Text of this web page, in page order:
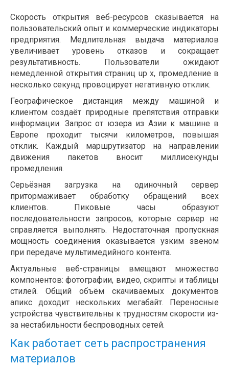
Скорость открытия веб-ресурсов сказывается на
пользовательский опыт и коммерческие индикаторы
предприятия. Медлительная выдача материалов
увеличивает уровень отказов и сокращает
результативность. Пользователи ожидают
немедленной открытия страниц up x, промедление в
несколько секунд провоцирует негативную отклик.
Географическое дистанция между машиной и
клиентом создаёт природные препятствия отправки
информации. Запрос от юзера из Азии к машине в
Европе проходит тысячи километров, повышая
отклик. Каждый маршрутизатор на направлении
движения пакетов вносит миллисекунды
промедления.
Серьёзная загрузка на одиночный сервер
притормаживает обработку обращений всех
клиентов. Пиковые часы образуют
последовательности запросов, которые сервер не
справляется выполнять. Недостаточная пропускная
мощность соединения оказывается узким звеном
при передаче мультимедийного контента.
Актуальные веб-страницы вмещают множество
компонентов: фотографии, видео, скрипты и таблицы
стилей. Общий объём скачиваемых документов
апикс доходит нескольких мегабайт. Переносные
устройства чувствительны к трудностям скорости из-
за нестабильности беспроводных сетей.
Как работает сеть распространения
материалов